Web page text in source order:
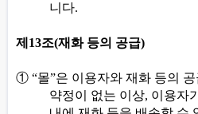
니다.
제 13조(재화 등의 공급)
① “몰”은 이용자와 재화 등의
약정이 없는 이상, 이용자